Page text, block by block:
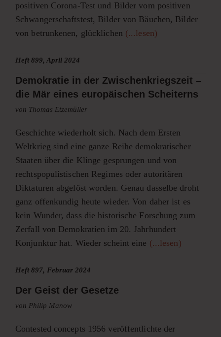
positiven Corona-Test und Bilder vom positiven
Schwangerschaftstest, Bilder von Bäuchen, Bilder
von betrunkenen, glücklichen (...lesen)
Heft 899, April 2024
Demokratie in der Zwischenkriegszeit –
die Mär eines europäischen Scheiterns
von Thomas Etzemüller
Geschichte wiederholt sich. Nach dem Ersten
Weltkrieg sind eine ganze Reihe demokratischer
Staaten über die Klinge gesprungen und von
rechtspopulistischen Regimes oder autoritären
Diktaturen abgelöst worden. Genau dasselbe droht
ganz offenkundig heute wieder. Von daher ist es
kein Wunder, dass die historische Forschung zum
Zerfall von Demokratien im 20. Jahrhundert
Konjunktur hat. Wieder scheint eine (...lesen)
Heft 897, Februar 2024
Der Geist der Gesetze
von Philip Manow
Contested concepts 1956 veröffentlichte der